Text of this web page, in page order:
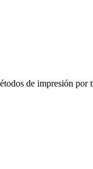
de impresión